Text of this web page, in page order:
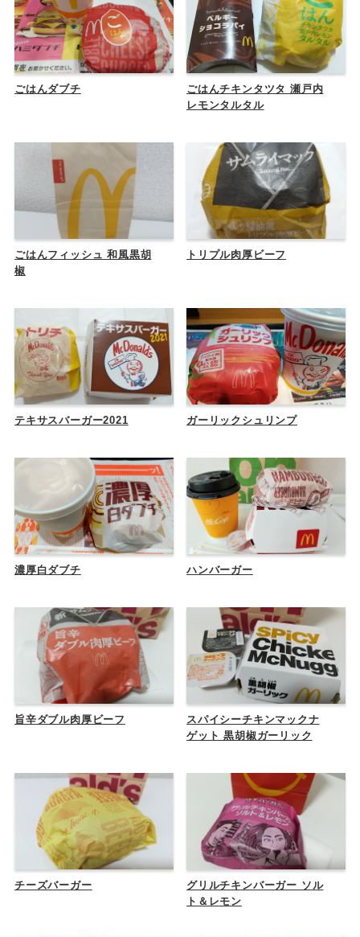
ごはんダブチ
ごはんチキンタツタ 瀬戸内
レモンタルタル
ごはんフィッシュ 和風黒胡
椒
トリプル肉厚ビーフ
テキサスバーガー2021 ガーリックシュリンプ
濃厚白ダブチ ハンバーガー
旨辛ダブル肉厚ビーフ
スパイシーチキンマックナ
ゲット 黒胡椒ガーリック
チーズバーガー
グリルチキンバーガー ソル
ト＆レモン